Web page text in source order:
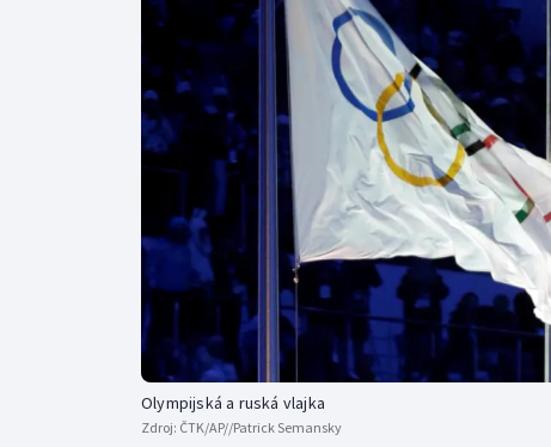
Curling
Dostihy
Florbal
Futsal
Golf
Gymnastika
Olympijská a ruská vlajka
Zdroj: ČTK/AP//Patrick Semansky